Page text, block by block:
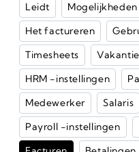
Leidt
Mogelijkheden
Het factureren
Timesheets
Vakantie
HRM -instellingen
Medewerker
Salaris
Payroll -instellingen